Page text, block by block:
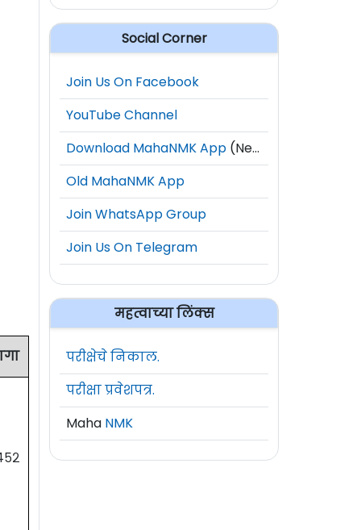
Social Corner
Join Us On Facebook
YouTube Channel
Download MahaNMK App (New)
Old MahaNMK App
Join WhatsApp Group
Join Us On Telegram
महत्वाच्या लिंक्स
परीक्षेचे निकाल.
परीक्षा प्रवेशपत्र.
Maha NMK